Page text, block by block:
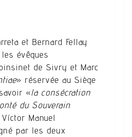
et Bernard Fellay
évêques
de Sivry et Marc
» réservée au Siège
«la consécration
du Souverain
Manuel
par les deux